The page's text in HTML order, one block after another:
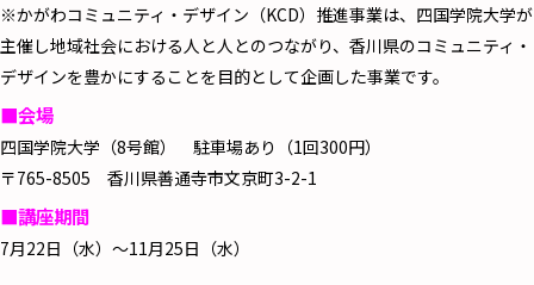
※かがわコミュニティ・デザイン（KCD）推進事業は、四国学院大学が
主催し地域社会における人と人とのつながり、香川県のコミュニティ・
デザインを豊かにすることを目的として企画した事業です。
■会場
四国学院大学（8号館） 駐車場あり（1回300円）
〒765-8505 香川県善通寺市文京町3-2-1
■講座期間
7月22日（水）～11月25日（水）